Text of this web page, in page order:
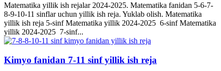
Matematika yillik ish rejalar 2024-2025. Matematika fanidan 5-6-7-
8-9-10-11 sinflar uchun yillik ish reja. Yuklab olish. Matematika
yillik ish reja 5-sinf Matematika yillik 2024-2025 6-sinf Matematika
yillik 2024-2025 7-sinf...
Kimyo fanidan 7-11 sinf yillik ish reja